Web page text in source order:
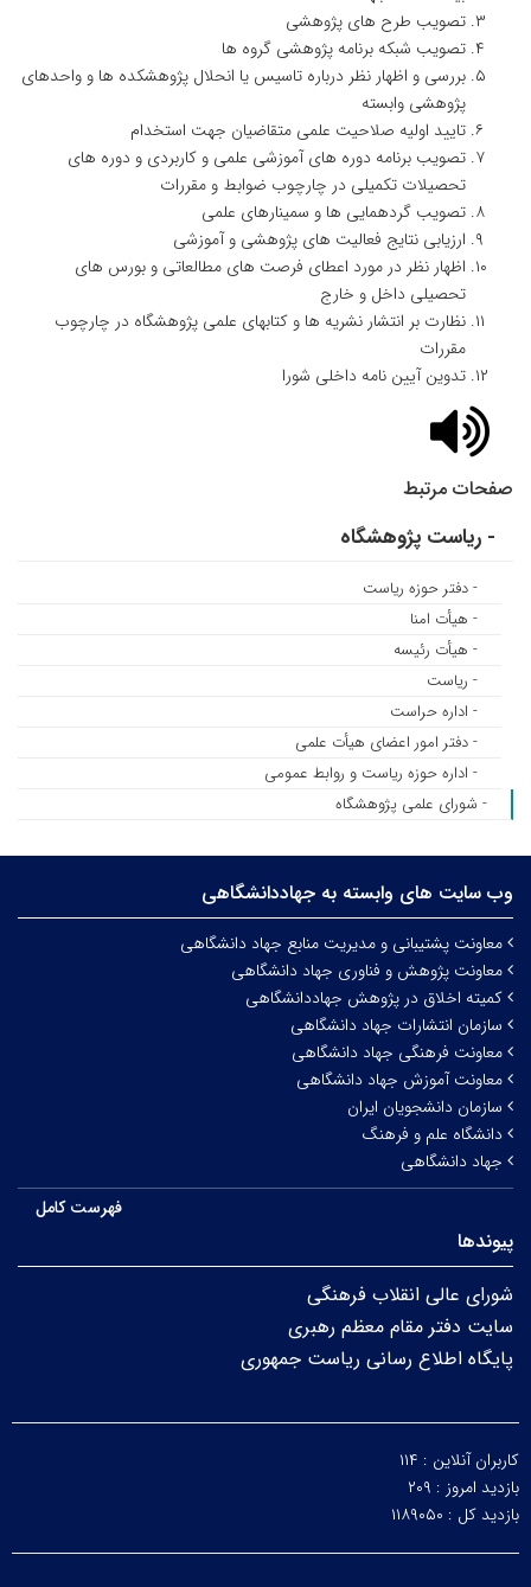
تصویب طرح های پژوهشی
تصویب شبکه برنامه پژوهشی گروه ها
بررسی و اظهار نظر درباره تاسیس یا انحلال پژوهشکده ها و واحدهای
پژوهشی وابسته
تایید اولیه صلاحیت علمی متقاضیان جهت استخدام
تصویب برنامه دوره های آموزشی علمی و کاربردی و دوره های
تحصیلات تکمیلی در چارچوب ضوابط و مقررات
تصویب گردهمایی ها و سمینارهای علمی
ارزیابی نتایج فعالیت های پژوهشی و آموزشی
اظهار نظر در مورد اعطای فرصت های مطالعاتی و بورس های
تحصیلی داخل و خارج
نظارت بر انتشار نشریه ها و کتابهای علمی پژوهشگاه در چارچوب
مقررات
تدوین آیین نامه داخلی شورا
صفحات مرتبط
- ریاست پژوهشگاه
- دفتر حوزه ریاست
- هیأت امنا
- هیأت رئیسه
- ریاست
- اداره حراست
- دفتر امور اعضای هیأت علمی
- اداره حوزه ریاست و روابط عمومی
- شورای علمی پژوهشگاه
وب سایت های وابسته به جهاددانشگاهی
معاونت پشتیبانی و مدیریت منابع جهاد دانشگاهی
معاونت پژوهش و فناوری جهاد دانشگاهی
کمیته اخلاق در پژوهش جهاددانشگاهی
سازمان انتشارات جهاد دانشگاهی
معاونت فرهنگی جهاد دانشگاهی
معاونت آموزش جهاد دانشگاهی
سازمان دانشجویان ایران
دانشگاه علم و فرهنگ
جهاد دانشگاهی
فهرست کامل
پیوندها
شورای عالی انقلاب فرهنگی
سایت دفتر مقام معظم رهبری
پایگاه اطلاع رسانی ریاست جمهوری
کاربران آنلاین : ۱۱۴
بازدید امروز : ۲۰۹
بازدید کل : ۱۱۸۹۰۵۰